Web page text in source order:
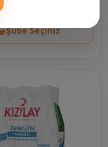
Şube Seçiniz